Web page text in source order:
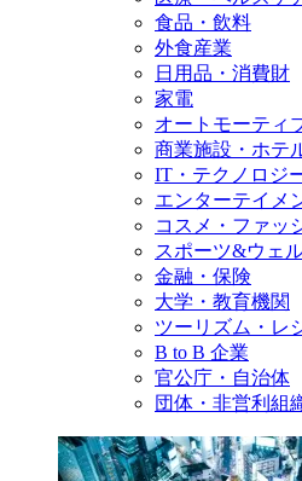
食品・飲料
外食産業
日用品・消費財
家電
オートモーティ
商業施設・ホテ
IT・テクノロジ
エンターテイメ
コスメ・ファッ
スポーツ&ウェ
金融・保険
大学・教育機関
ツーリズム・レ
B to B 企業
官公庁・自治体
団体・非営利組